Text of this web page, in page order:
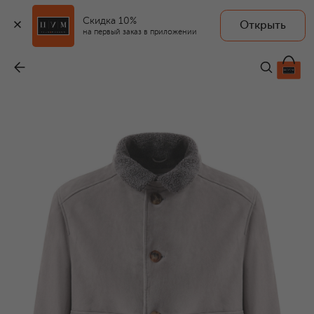
Скидка 10%
на первый заказ в приложении
Открыть
995 000 ₽